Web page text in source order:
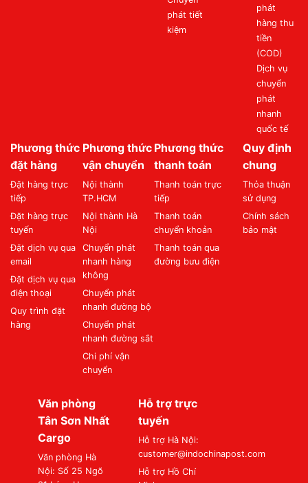
phát tiết
kiệm
phát
hàng thu
tiền
(COD)
Dịch vụ
chuyển
phát
nhanh
quốc tế
Phương thức
đặt hàng
Đặt hàng trực
tiếp
Đặt hàng trực
tuyến
Đặt dịch vụ qua
email
Đặt dịch vụ qua
điện thoại
Quy trình đặt
hàng
Phương thức
vận chuyển
Nội thành
TP.HCM
Nội thành Hà
Nội
Chuyển phát
nhanh hàng
không
Chuyển phát
nhanh đường bộ
Chuyển phát
nhanh đường sắt
Chi phí vận
chuyển
Phương thức
thanh toán
Thanh toán trực
tiếp
Thanh toán
chuyển khoản
Thanh toán qua
đường bưu điện
Quy định
chung
Thỏa thuận
sử dụng
Chính sách
bảo mật
Văn phòng
Tân Sơn Nhất
Cargo
Văn phòng Hà
Nội: Số 25 Ngõ
Hỗ trợ trực
tuyến
Hỗ trợ Hà Nội:
customer@indochinapost.com
Hỗ trợ Hồ Chí